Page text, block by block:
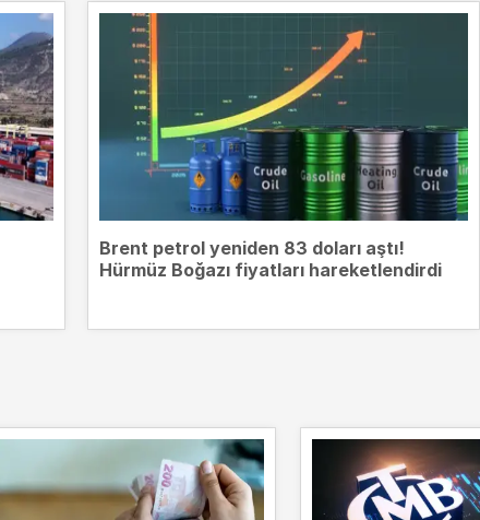
Brent petrol yeniden 83 doları aştı!
Hürmüz Boğazı fiyatları hareketlendirdi